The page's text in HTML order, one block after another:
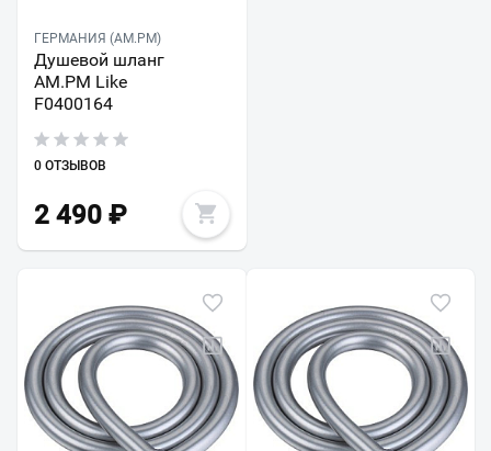
ГЕРМАНИЯ (AM.PM)
Душевой шланг
AM.PM Like
F0400164
0 ОТЗЫВОВ
2 490 ₽